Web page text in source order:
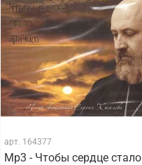
арт. 164377
Mp3 - Чтобы сердце стало